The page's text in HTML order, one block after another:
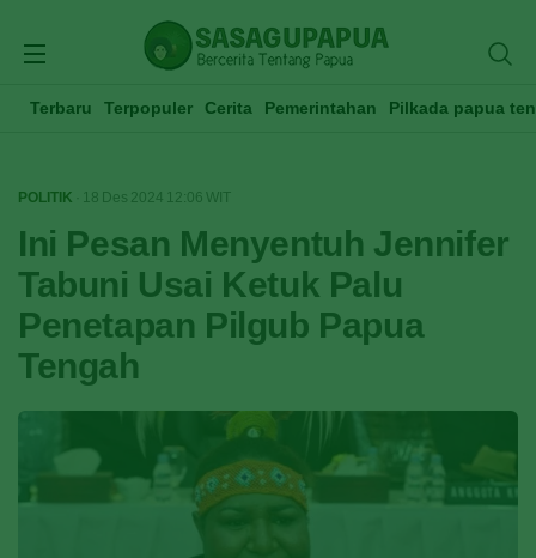
Terbaru Terpopuler Cerita Pemerintahan Pilkada papua
POLITIK · 18 Des 2024 12:06 WIT
Ini Pesan Menyentuh Jennifer
Tabuni Usai Ketuk Palu
Penetapan Pilgub Papua
Tengah